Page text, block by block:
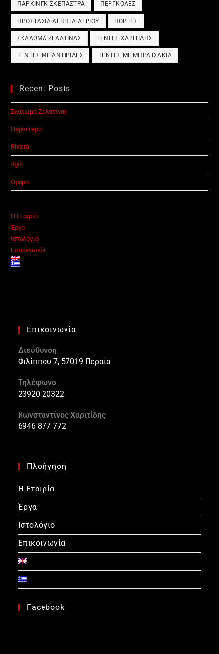
ΠΆΡΚΙΝΓΚ ΣΚΈΠΑΣΤΡΑ ΠΈΡΓΚΟΛΕΣ
ΠΡΟΣΤΑΣΊΑ ΛΈΒΗΤΑ ΑΕΡΊΟΥ ΠΌΡΤΕΣ
ΣΚΆΛΩΜΑ ΖΕΛΑΤΊΝΑΣ ΤΈΝΤΕΣ ΧΑΡΙΤΊΔΗΣ
ΤΈΝΤΕΣ ΜΕ ΑΝΤΙΡΊΔΕΣ ΤΈΝΤΕΣ ΜΕ ΜΠΡΑΤΣΆΚΙΑ
Recent Posts
Σκάλωμα Ζελατίνας
Περίπτερο
Riviera
4got
Όραμα
Η Εταιρία
Έργα
Ιστολόγιο
Επικοινωνία
Επικοινωνία
Διεύθυνση
Φιλίππου 7, 57019 Περαία
Τηλέφωνο
23920 20322
Κωνσταντίνος Χαριτίδης
6946 877 772
Πλοήγηση
Η Εταιρία
Έργα
Ιστολόγιο
Επικοινωνία
Facebook